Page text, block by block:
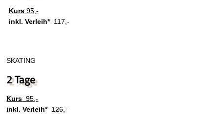
Kurs95,-
inkl. Verleih* 117,-
SKATING
2 Tage
Kurs 95,-
inkl. Verleih* 126,-